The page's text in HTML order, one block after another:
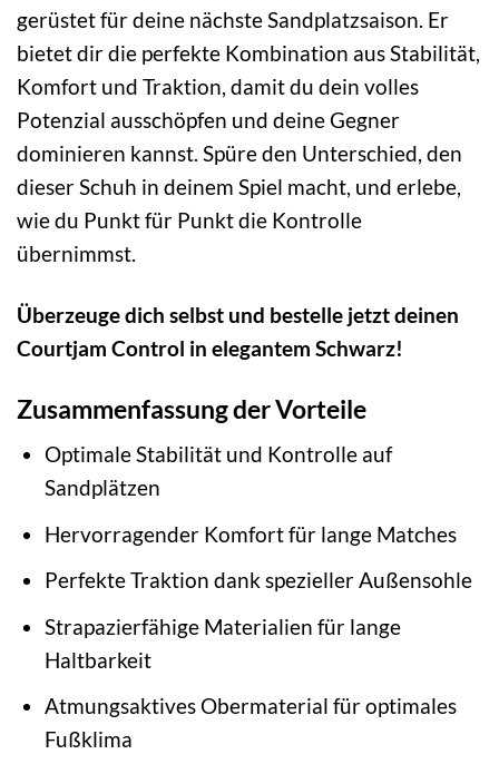
gerüstet für deine nächste Sandplatzsaison. Er
bietet dir die perfekte Kombination aus Stabilität,
Komfort und Traktion, damit du dein volles
Potenzial ausschöpfen und deine Gegner
dominieren kannst. Spüre den Unterschied, den
dieser Schuh in deinem Spiel macht, und erlebe,
wie du Punkt für Punkt die Kontrolle
übernimmst.
Überzeuge dich selbst und bestelle jetzt deinen
Courtjam Control in elegantem Schwarz!
Zusammenfassung der Vorteile
Optimale Stabilität und Kontrolle auf
Sandplätzen
Hervorragender Komfort für lange Matches
Perfekte Traktion dank spezieller Außensohle
Strapazierfähige Materialien für lange
Haltbarkeit
Atmungsaktives Obermaterial für optimales
Fußklima